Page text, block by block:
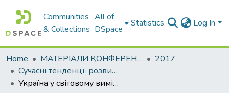
Communities
& Collections
All of
DSpace
Statistics Log In
Home МАТЕРІАЛИ КОНФЕРЕНЦІЙ
2017
Сучасні тенденції розвитку світової економіки. Том. ІІ
Україна у світовому вимірі людського розвитку